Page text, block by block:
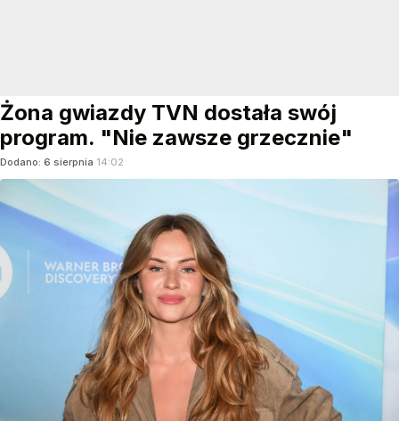
Żona gwiazdy TVN dostała swój
program. "Nie zawsze grzecznie"
Dodano: 6 sierpnia 14:02